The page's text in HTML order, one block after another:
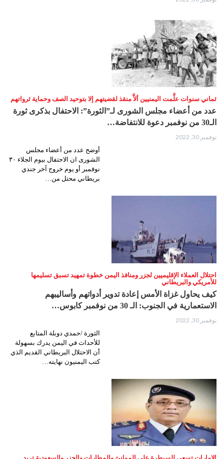
ثماني سنوات علَّمت اليمنيين ألاَّ منقذ لقضيتهم إلا بتوحيد الصف وحماية ثرواتهم
عدد من أعضاء مجلس الشورى لـ”الثورة”: الاحتفال بذكرى ثورة
الـ30 من نوفمبر دعوة للانتفاضة…
نوفمبر 30, 2022
أوضح عدد من أعضاء مجلس
الشورى ان الاحتفال بيوم الجلاء ٣٠
نوفمبر أو يوم خروج آخر جندي
بريطاني محتل من…
احتلال العملاء الإقليميين لجزر ومنافذ اليمن خطوة تمهيد تسبق تسليمها
للأمريكي والبريطاني
كيف يحاول غزاة الأمس إعادة تدوير أدواتهم وأساليبهم
الاستعمارية في الجنوب: الـ 30 من نوفمبر كابوس…
نوفمبر 30, 2022
الثورة /حمدي دوبلة المتابع
للأحداث في اليمن يدرك بسهولة
أن الاحتلال البريطاني القديم الذي
كتب اليمنيون نهايته…